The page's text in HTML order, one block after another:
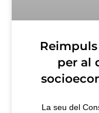
per al
La seu del